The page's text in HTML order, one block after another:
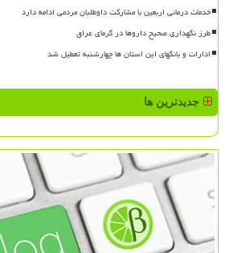
خدمات درمانی اربعین با مشارکت داوطلبان مردمی ادامه دارد
طرز نگهداری صحیح داروها در گرمای عراق
ادارات و بانکهای این استان ها چهارشنبه تعطیل شد
جدیدترین ها